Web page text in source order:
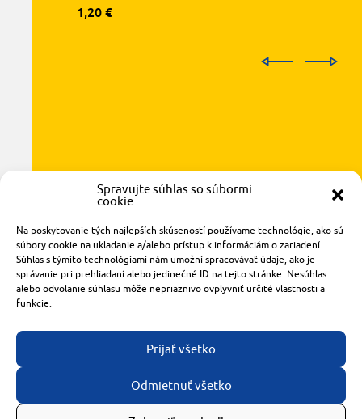
Spravujte súhlas so súbormi
cookie
Na poskytovanie tých najlepších skúseností používame technológie, ako sú
súbory cookie na ukladanie a/alebo prístup k informáciám o zariadení.
Súhlas s týmito technológiami nám umožní spracovávať údaje, ako je
správanie pri prehliadaní alebo jedinečné ID na tejto stránke. Nesúhlas
alebo odvolanie súhlasu môže nepriaznivo ovplyvniť určité vlastnosti a
funkcie.
Prijať všetko
Odmietnuť všetko
1,20 €
921 01 Piešťany
obchod@rzparkety.sk
+421 905 119 087
made with
bytomashalo.com